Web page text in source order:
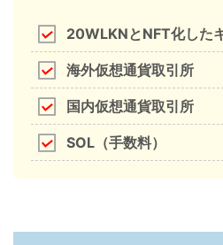
20WLKNとNFT化した
海外仮想通貨取引所
国内仮想通貨取引所
SOL（手数料）